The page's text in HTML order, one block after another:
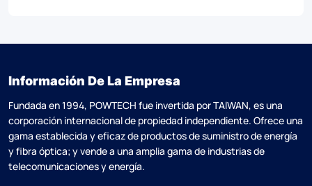
Información De La Empresa
Fundada en 1994, POWTECH fue invertida por TAlWAN, es una
corporación internacional de propiedad independiente. Ofrece una
gama establecida y eficaz de productos de suministro de energía
y fibra óptica; y vende a una amplia gama de industrias de
telecomunicaciones y energía.